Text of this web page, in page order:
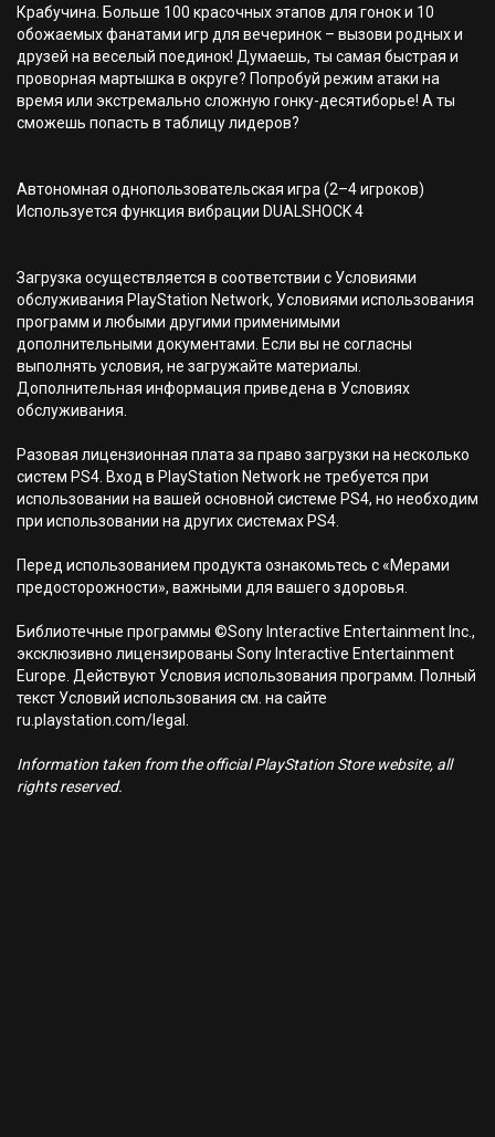
Крабучина. Больше 100 красочных этапов для гонок и 10
обожаемых фанатами игр для вечеринок – вызови родных и
друзей на веселый поединок! Думаешь, ты самая быстрая и
проворная мартышка в округе? Попробуй режим атаки на
время или экстремально сложную гонку-десятиборье! А ты
сможешь попасть в таблицу лидеров?
Автономная однопользовательская игра (2–4 игроков)
Используется функция вибрации DUALSHOCK 4
Загрузка осуществляется в соответствии с Условиями
обслуживания PlayStation Network, Условиями использования
программ и любыми другими применимыми
дополнительными документами. Если вы не согласны
выполнять условия, не загружайте материалы.
Дополнительная информация приведена в Условиях
обслуживания.
Разовая лицензионная плата за право загрузки на несколько
систем PS4. Вход в PlayStation Network не требуется при
использовании на вашей основной системе PS4, но необходим
при использовании на других системах PS4.
Перед использованием продукта ознакомьтесь с «Мерами
предосторожности», важными для вашего здоровья.
Библиотечные программы ©Sony Interactive Entertainment Inc.,
эксклюзивно лицензированы Sony Interactive Entertainment
Europe. Действуют Условия использования программ. Полный
текст Условий использования см. на сайте
ru.playstation.com/legal.
Information taken from the official PlayStation Store website, all
rights reserved.